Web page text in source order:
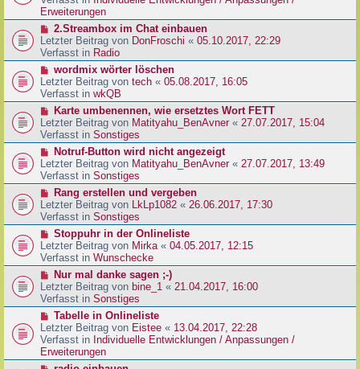
g
e
i
r
a
g
e
r
B
e
i
r
a
g
Erweiterungen
N
e
u
e
r
B
e
t
r
a
g
2.Streambox im Chat einbauen
Letzter Beitrag von DonFroschi « 05.10.2017, 22:29
Verfasst in Radio
N
e
u
e
r
B
e
t
r
a
g
wordmix wörter löschen
Letzter Beitrag von tech « 05.08.2017, 16:05
Verfasst in wkQB
N
e
u
e
r
B
e
t
r
a
g
Karte umbenennen, wie ersetztes Wort FETT
Letzter Beitrag von Matityahu_BenAvner « 27.07.2017, 15:04
Verfasst in Sonstiges
N
e
u
e
r
B
e
t
r
a
g
Notruf-Button wird nicht angezeigt
Letzter Beitrag von Matityahu_BenAvner« 27.07.2017, 13:49
Verfasst in Sonstiges
N
e
u
e
r
B
e
t
r
a
g
Rang erstellen und vergeben
Letzter Beitrag von LkLp1082 « 26.06.2017, 17:30
Verfasst in Sonstiges
N
e
u
e
r
B
e
t
r
a
g
Stoppuhr in der Onlineliste
Letzter Beitrag von Mirka« 04.05.2017, 12:15
Verfasst in Wunschecke
N
e
u
e
r
B
e
i
Nur mal danke sagen ;-)
Letzter Beitrag von bine_1 « 21.04.2017, 16:00
Verfasst in Sonstiges
N
e
u
e
r
Tabelle in Onlineliste
Letzter Beitrag von Eistee « 13.04.2017, 22:28
Verfasst in Individuelle Entwicklungen / Anpassungen /
Erweiterungen